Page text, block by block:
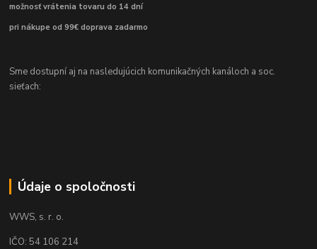
možnosť vrátenia tovaru do 14 dní
pri nákupe od 99€ doprava zadarmo
Sme dostupní aj na nasledujúcich komunikačných kanáloch a soc.
sieťach:
Údaje o spoločnosti
WWS, s. r. o.
IČO: 54 106 214